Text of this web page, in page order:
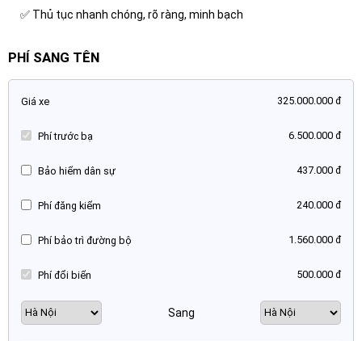
✅ Thủ tục nhanh chóng, rõ ràng, minh bạch
PHÍ SANG TÊN
Giá xe 325.000.000 đ
Phí trước bạ 6.500.000 đ
Bảo hiểm dân sự 437.000 đ
Phí đăng kiểm 240.000 đ
Phí bảo trì đường bộ 1.560.000 đ
Phí đổi biển 500.000 đ
Sang